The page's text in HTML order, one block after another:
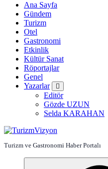
Ana Sayfa
Gündem
Turizm
Otel
Gastronomi
Etkinlik
Kültür Sanat
Röportajlar
Genel
Yazarlar
Editör
Gözde UZUN
Selda KARAHAN
Turizm ve Gastronomi Haber Portalı